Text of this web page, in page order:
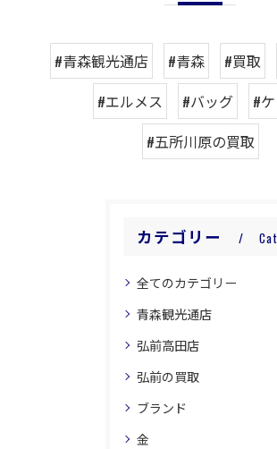
#青森観光通店 #青森 #買取
#エルメス
#バッグ
#
#五所川原の買取
カテゴリー
全てのカテゴリー
青森観光通店
弘前高田店
弘前の買取
ブランド
金